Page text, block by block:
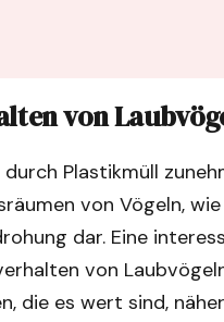
von
Plastikmüll
von Vögeln,
dar. Eine
von
die es wert sind,